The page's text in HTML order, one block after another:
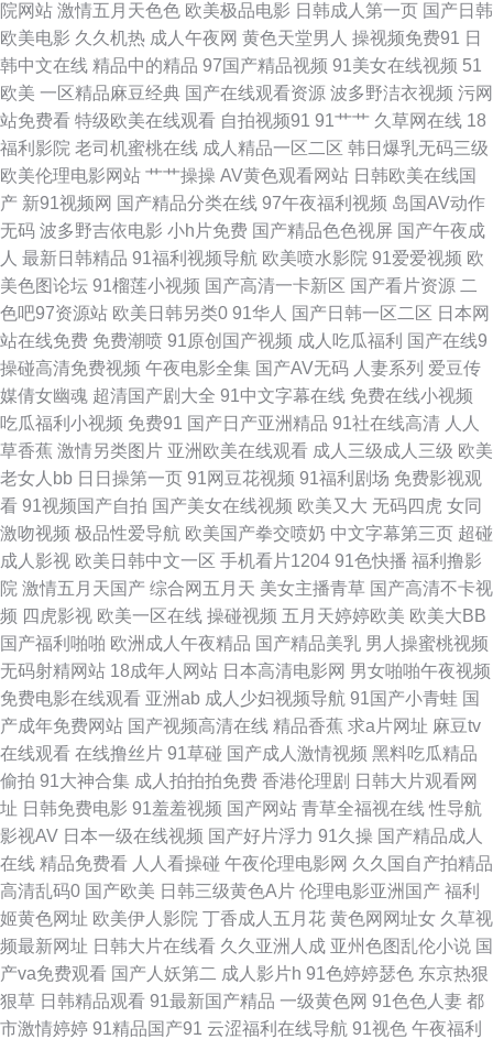
avav在线观看 成人精品国产 黄色片子网站 欧美另类第34页 偷拍色图亚洲 亚
洲综合激情色网 91麻豆高清视频 成人含羞草视频 中文字幕上床网站 www高
清无码 久久资源网站无码 日韩人妻色图 91蜜臀久久 av探花 大香蕉A91 国产
精品掏空网 日本三级A片 伊人综合久久网 波多野吉依电影 成人不卡 韩日日
精 老司机操逼 91精品视频网 狠狠撸网 免费观看国产视频 日本不卡一二三区
影音先锋三级理论 91人人操人人 东方av超碰 午夜妻久久 97成人资源总站
国产操性 变态另类资源 欧美成人午夜剧场 五月花三级片 ts人妖交友网站 狼
友专区 日本无码电源 91狼友基地 日本a区 97色色综合网 国内自产自拍AV
色先锋AVAV 91激情 超碰97人妻在线 国产三级素人 欧美3级 天美mv入口 91
黑丝av 成人性爱网址导航 欧亚美日一区 香蕉网站在线 操女人逼三级片 黄污
视频 免费操少妇 人妻超碰 色色爱爱五月 伊人伊思7 97人妻资源 福利影院97
老湿免费国产 日韩人成精品 51私拍 www51视频 豆花影院色 狠狠干com 欧
美另类影院 四虎影城老司机 久草色视频 三级国产视频 91电影免费看 国产操
女人 欧美色图自拍 午夜激情爱爱 91九色韩国 草莓视屏av 国产白浆高潮流水
激情桃色五月天 欧美成人午夜精品 三级网站在线 91内射社频 草比视频官网
国精品123 伊人爱爱网 超碰人人爱人人艹 深夜天堂导航 91探花传媒 福利电
影偶偶 91资源超碰总站 福利视频导航网站 欧美就是色 香蕉食品 91极品网站
超碰91黑料 国产精品偷综合 久久国产精品高潮 欧美性爱第五页 午夜首页日
韩 东方四虎aV 久久新址视 天堂午夜福利 操逼福利 黄色片子看看 欧美在线
院网站 激情五月天色色 欧美极品电影 日韩成人第一页 国产日韩
欧美电影 久久机热 成人午夜网 黄色天堂男人 操视频免费91 日
韩中文在线 精品中的精品 97国产精品视频 91美女在线视频 51
欧美 一区精品麻豆经典 国产在线观看资源 波多野洁衣视频 污网
站免费看 特级欧美在线观看 自拍视频91 91艹艹 久草网在线 18
福利影院 老司机蜜桃在线 成人精品一区二区 韩日爆乳无码三级
欧美伦理电影网站 艹艹操操 AV黄色观看网站 日韩欧美在线国
产 新91视频网 国产精品分类在线 97午夜福利视频 岛国AV动作
无码 波多野吉依电影 小h片免费 国产精品色色视屏 国产午夜成
人 最新日韩精品 91福利视频导航 欧美喷水影院 91爱爱视频 欧
美色图论坛 91榴莲小视频 国产高清一卡新区 国产看片资源 二
色吧97资源站 欧美日韩另类0 91华人 国产日韩一区二区 日本网
站在线免费 免费潮喷 91原创国产视频 成人吃瓜福利 国产在线9
操碰高清免费视频 午夜电影全集 国产AV无码 人妻系列 爱豆传
媒倩女幽魂 超清国产剧大全 91中文字幕在线 免费在线小视频
吃瓜福利小视频 免费91 国产日产亚洲精品 91社在线高清 人人
草香蕉 激情另类图片 亚洲欧美在线观看 成人三级成人三级 欧美
老女人bb 日日操第一页 91网豆花视频 91福利剧场 免费影视观
看 91视频国产自拍 国产美女在线视频 欧美又大 无码四虎 女同
激吻视频 极品性爱导航 欧美国产拳交喷奶 中文字幕第三页 超碰
成人影视 欧美日韩中文一区 手机看片1204 91色快播 福利撸影
院 激情五月天国产 综合网五月天 美女主播青草 国产高清不卡视
频 四虎影视 欧美一区在线 操碰视频 五月天婷婷欧美 欧美大BB
国产福利啪啪 欧洲成人午夜精品 国产精品美乳 男人操蜜桃视频
无码射精网站 18成年人网站 日本高清电影网 男女啪啪午夜视频
免费电影在线观看 亚洲ab 成人少妇视频导航 91国产小青蛙 国
产成年免费网站 国产视频高清在线 精品香蕉 求a片网址 麻豆tv
在线观看 在线撸丝片 91草碰 国产成人激情视频 黑料吃瓜精品
偷拍 91大神合集 成人拍拍拍免费 香港伦理剧 日韩大片观看网
址 日韩免费电影 91羞羞视频 国产网站 青草全福视在线 性导航
影视AV 日本一级在线视频 国产好片浮力 91久操 国产精品成人
在线 精品免费看 人人看操碰 午夜伦理电影网 久久国自产拍精品
高清乱码0 国产欧美 日韩三级黄色A片 伦理电影亚洲国产 福利
姬黄色网址 欧美伊人影院 丁香成人五月花 黄色网网址女 久草视
频最新网址 日韩大片在线看 久久亚洲人成 亚州色图乱伦小说 国
产va免费观看 国产人妖第二 成人影片h 91色婷婷瑟色 东京热狠
狠草 日韩精品观看 91最新国产精品 一级黄色网 91色色人妻 都
市激情婷婷 91精品国产91 云涩福利在线导航 91视色 午夜福利